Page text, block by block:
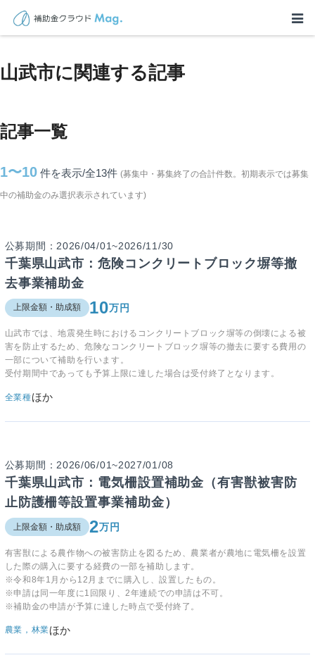
TOP > 補助金・助成金詳細>千葉県
山武市に関連する記事
記事一覧
1〜10 件を表示/全13件 (募集中・募集終了の合計件数。初期表示では募集
中の補助金のみ選択表示されています)
公募期間：2026/04/01~2026/11/30
千葉県山武市：危険コンクリートブロック塀等撤
去事業補助金
上限金額・助成額 10万円
山武市では、地震発生時におけるコンクリートブロック塀等の倒壊による被
害を防止するため、危険なコンクリートブロック塀等の撤去に要する費用の
一部について補助を行います。
受付期間中であっても予算上限に達した場合は受付終了となります。
全業種ほか
公募期間：2026/06/01~2027/01/08
千葉県山武市：電気柵設置補助金（有害獣被害防
止防護柵等設置事業補助金）
上限金額・助成額 2万円
有害獣による農作物への被害防止を図るため、農業者が農地に電気柵を設置
した際の購入に要する経費の一部を補助します。
※令和8年1月から12月までに購入し、設置したもの。
※申請は同一年度に1回限り、2年連続での申請は不可。
※補助金の申請が予算に達した時点で受付終了。
農業，林業ほか